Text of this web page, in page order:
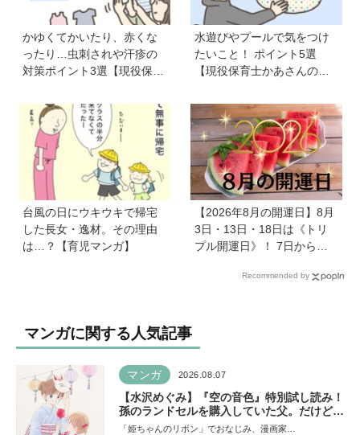
かゆくてかいたり、赤くな
ったり…虫刺されや汗疹の
対策ポイント3選【現役保育
ト】
水遊びやプールで気をつけ
たいこと！ ポイント5選
【現役保育士かあさんの子
台風の日にウキウキで帰宅
した長女・逸材。その理由
は…？【育児マンガ】
【2026年8月の開運日】8月
3日・13日・18日は《トリ
プル開運日》！ 7日から
星」が、天秤座と蠍座に長
Recommended by
マンガに関する人気記事
マンガ 2026.08.07
【水沢めぐみ】『空の音色』特別試し読み！
孫のランドセルを購入していた父。だけど、
父のことがちょっと苦手で…《最新５巻発売
「姫ちゃんのリボン」でおなじみ、漫画家…